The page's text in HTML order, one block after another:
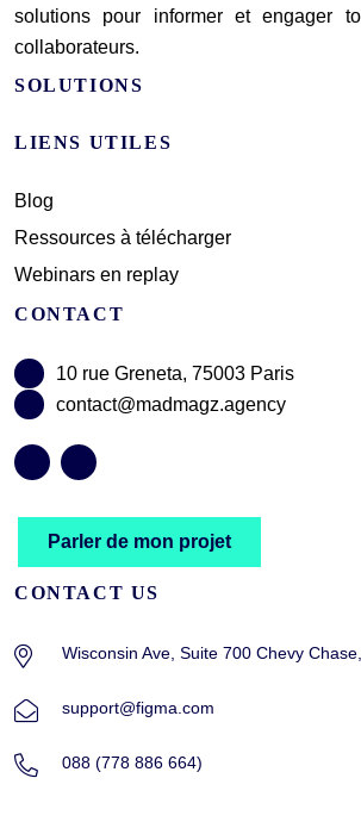
solutions pour informer et engager
collaborateurs.
SOLUTIONS
LIENS UTILES
Blog
Ressources à télécharger
Webinars en replay
CONTACT
10 rue Greneta, 75003 Paris
contact@madmagz.agency
Parler de mon projet
CONTACT US
Wisconsin Ave, Suite 700 Chevy
support@figma.com
088 (778 886 664)